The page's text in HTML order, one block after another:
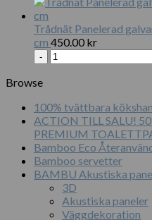
Trådnät Panelerad
cm 450.00 kr
Trådnät
Panelerad
x
10
Mesh
90
x
180
cm
mängd
Browse
100% tvättbara
ACTION TILL SALU!
PREMIUM
Bamboo Eco
Bamboo servetter
BAMBU Akustiska
3D
Akustiska paneler
Väggdekoration